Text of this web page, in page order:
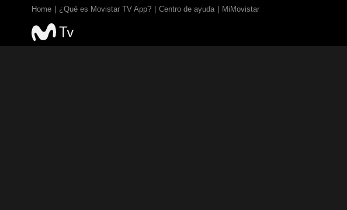
Home ¿Qué es Movistar TV App? Centro de ayuda MiMovistar